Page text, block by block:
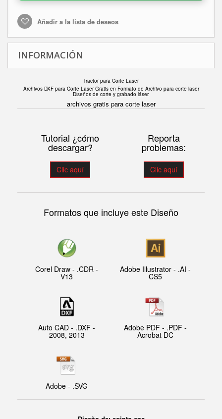
Añadir a la lista de deseos
INFORMACIÓN
Tractor para Corte Laser
Archivos DXF para Corte Laser Gratis en Formato de Archivo para corte laser
Diseños de corte y grabado láser.
archivos gratis para corte laser
Tutorial ¿cómo
descargar?
Clic aquí
Reporta
problemas:
Clic aquí
Formatos que incluye este Diseño
Corel Draw - .CDR -
V13
Adobe Illustrator - .AI -
CS5
Auto CAD - .DXF -
2008, 2013
Adobe PDF - .PDF -
Acrobat DC
Adobe - .SVG